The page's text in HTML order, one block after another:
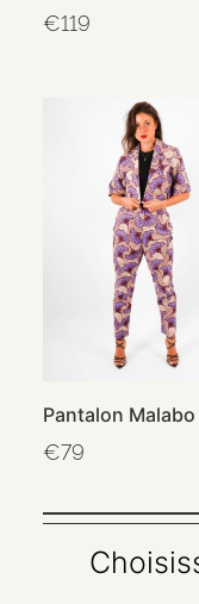
€119
Pantalon Malabo
€79